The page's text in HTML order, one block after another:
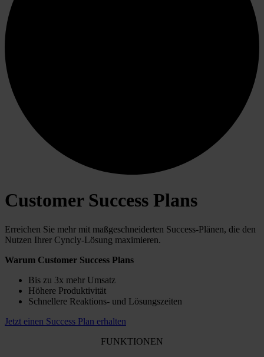
Customer Success Plans
Erreichen Sie mehr mit maßgeschneiderten Success-Plänen, die den
Nutzen Ihrer Cyncly-Lösung maximieren.
Warum Customer Success Plans
Bis zu 3x mehr Umsatz
Höhere Produktivität
Schnellere Reaktions- und Lösungszeiten
Jetzt einen Success Plan erhalten
FUNKTIONEN